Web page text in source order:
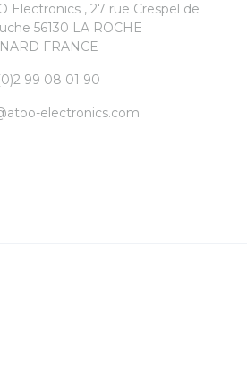
Electronics , 27 rue Crespel de
56130 LA ROCHE
FRANCE
99 08 01 90
electronics.com